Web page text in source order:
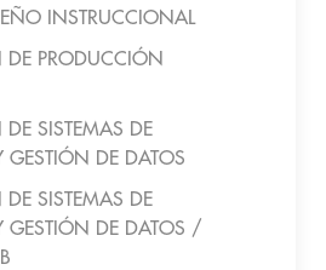
INSTRUCCIONAL
PRODUCCIÓN
SISTEMAS DE
GESTIÓN DE DATOS
SISTEMAS DE
GESTIÓN DE DATOS /